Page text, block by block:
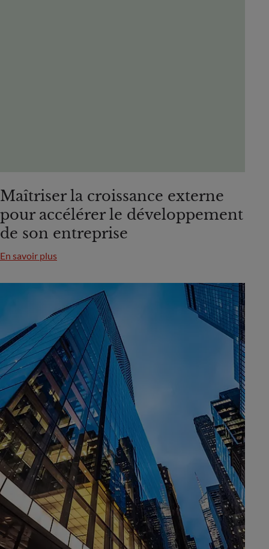
Maîtriser la croissance externe
pour accélérer le développement
de son entreprise
En savoir plus